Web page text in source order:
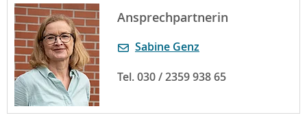
Ansprechpartnerin
Sabine Genz
Tel. 030 / 2359 938 65